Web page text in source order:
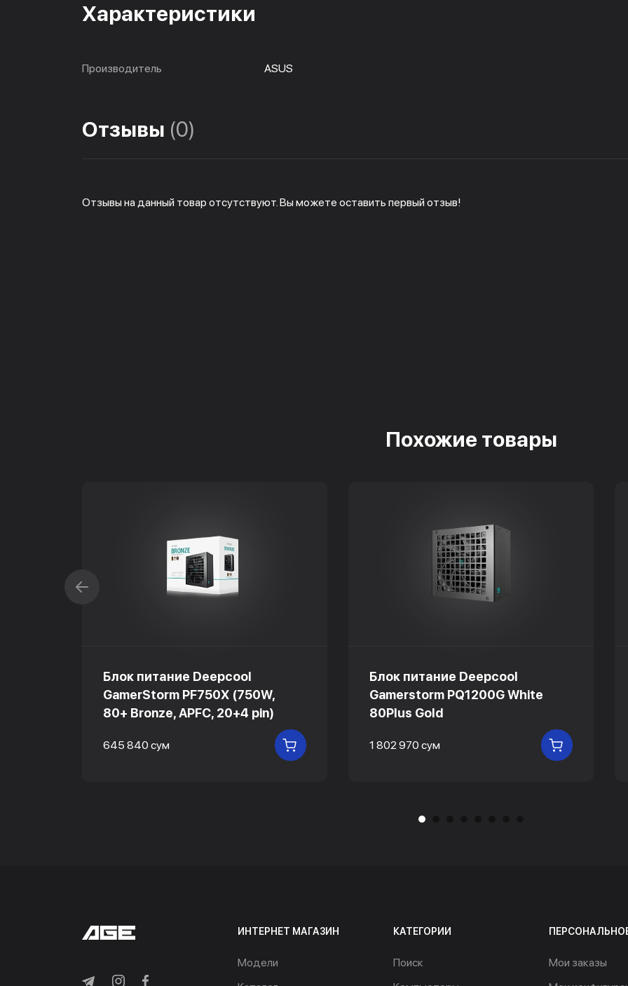
Характеристики
Производитель ASUS
Отзывы (0)
Отзывы на данный товар отсутствуют. Вы можете оставить первый отзыв!
Похожие товары
Блок питание Deepcool
GamerStorm PF750X (750W,
80+ Bronze, APFC, 20+4 pin)
645 840 сум В КОРЗИНУ
Блок питание Deepcool
Gamerstorm PQ1200G White
80Plus Gold
1 802 970 сум В КОРЗИНУ
ИНТЕРНЕТ МАГАЗИН
Модели
КАТЕГОРИИ
Поиск
Мои заказы